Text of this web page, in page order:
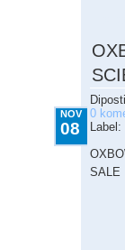
NOV
08
0
Label:
SALE